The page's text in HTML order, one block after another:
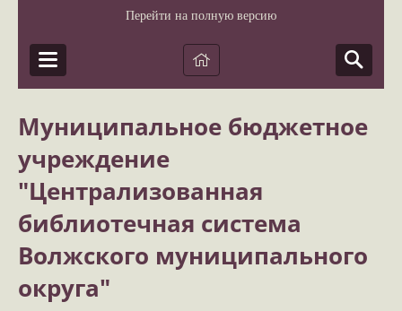
Перейти на полную версию
Муниципальное бюджетное
учреждение
"Централизованная
библиотечная система
Волжского муниципального
округа"